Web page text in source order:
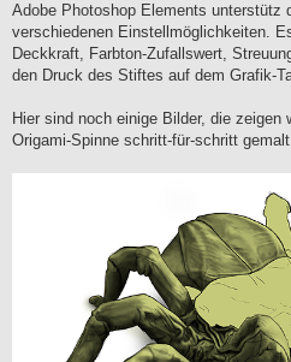
Adobe Photoshop Elements unterstütz
verschiedenen Einstellmöglichkeiten.
Deckkraft, Farbton-Zufallswert,
den Druck des Stiftes auf dem Grafik-
Hier sind noch einige Bilder, die zeigen
Origami-Spinne schritt-für-schritt